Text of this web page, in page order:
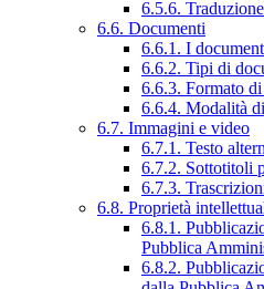
6.5.6.
6.6. Documenti
6.6.1. I
6.6.2. Tipi di
6.6.3. Formato
6.6.4. Modalità
6.7. Immagini e video
6.7.1. Testo
6.7.2. Sottotitoli
6.7.3.
6.8. Proprietà
6.8.1.
Pubblica
6.8.2.